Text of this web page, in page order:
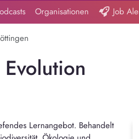
Organisationen Job
Lernangebot. Behandelt